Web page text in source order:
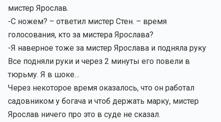
мистер Ярослав.
-С ножем? – ответил мистер Стен. – время
голосования, кто за мистера Ярослава?
-Я наверное тоже за мистер Ярослава и подняла руку
Все подняли руки и через 2 минуты его повели в
тюрьму. Я в шоке…
Через некоторое время оказалось, что он работал
садовником у богача и чтоб держать марку, мистер
Ярослав ничего про это в суде не сказал.